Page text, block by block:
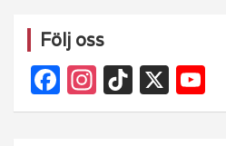
Följ oss
F
a
In
st
Ti
k
X
o